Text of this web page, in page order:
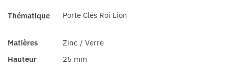
Thématique Porte Clés Roi Lion
Matières
Zinc / Verre
Hauteur
25 mm